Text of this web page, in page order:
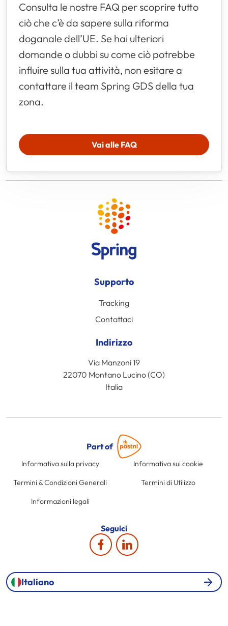
Consulta le nostre FAQ per scoprire tutto
ciò che c’è da sapere sulla riforma
doganale dell’UE. Se hai ulteriori
domande o dubbi su come ciò potrebbe
influire sulla tua attività, non esitare a
contattare il team Spring GDS della tua
zona.
Vai alle FAQ
Supporto
Tracking
Contattaci
Indirizzo
Via Manzoni 19
22070 Montano Lucino (CO)
Italia
Part of
Informativa sulla privacy Informativa sui cookie
Termini & Condizioni Generali Termini di Utilizzo
Informazioni legali
Seguici
Italiano